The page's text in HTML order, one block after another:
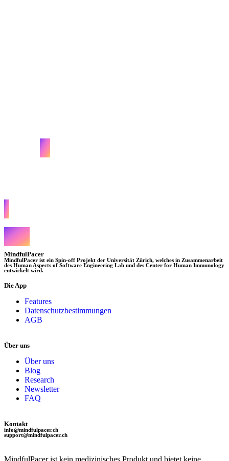
MindfulPacer
MindfulPacer ist ein Spin-off Projekt der Universität Zürich, welches in Zusammenarbeit
des Human Aspects of Software Engineering Lab und des Center for Human Immunology
entwickelt wird.
Die App
Features
Datenschutzbestimmungen
AGB
Über uns
Über uns
Blog
Research
Newsletter
FAQ
Kontakt
info@mindfulpacer.ch
support@mindfulpacer.ch
MindfulPacer ist kein medizinisches Produkt und bietet keine